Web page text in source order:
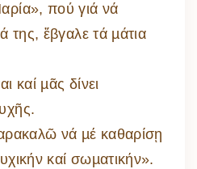
πού γιά νά
της, ἔβγαλε τά µάτια
καί µᾶς δίνει
νά µέ καθαρίσῃ
καί σωµατικήν».